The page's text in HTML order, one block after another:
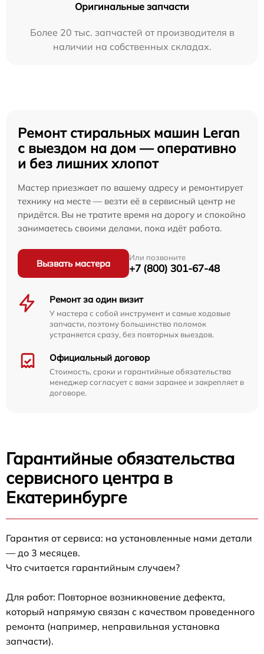
Оригинальные запчасти
Более 20 тыс. запчастей от производителя в
наличии на собственных складах.
Ремонт стиральных машин Leran
с выездом на дом — оперативно
и без лишних хлопот
Мастер приезжает по вашему адресу и ремонтирует
технику на месте — везти её в сервисный центр не
придётся. Вы не тратите время на дорогу и спокойно
занимаетесь своими делами, пока идёт работа.
Вызвать мастера
Или позвоните
+7 (800) 301-67-48
Ремонт за один визит
У мастера с собой инструмент и самые ходовые
запчасти, поэтому большинство поломок
устраняется сразу, без повторных выездов.
Официальный договор
Стоимость, сроки и гарантийные обязательства
менеджер согласует с вами заранее и закрепляет в
договоре.
Гарантийные обязательства
сервисного центра в
Екатеринбурге
Гарантия от сервиса: на установленные нами детали
— до 3 месяцев.
Что считается гарантийным случаем?
Для работ: Повторное возникновение дефекта,
который напрямую связан с качеством проведенного
ремонта (например, неправильная установка
запчасти).